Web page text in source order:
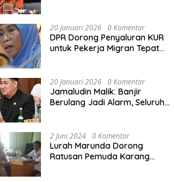
20 Januari 2026 0 Komentar
DPR Dorong Penyaluran KUR
untuk Pekerja Migran Tepat
PMI
20 Januari 2026 0 Komentar
Jamaludin Malik: Banjir
Berulang Jadi Alarm, Seluruh
2 Juni 2024 0 Komentar
Lurah Marunda Dorong
Ratusan Pemuda Karang